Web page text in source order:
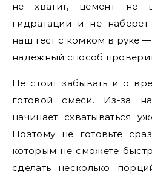
не хватит, цемент не
гидратации и не
наш тест с комком в руке
надежный способ
Не стоит забывать и о
готовой смеси. Из-за
начинает схватываться
Поэтому не готовьте
которым не сможете
сделать несколько